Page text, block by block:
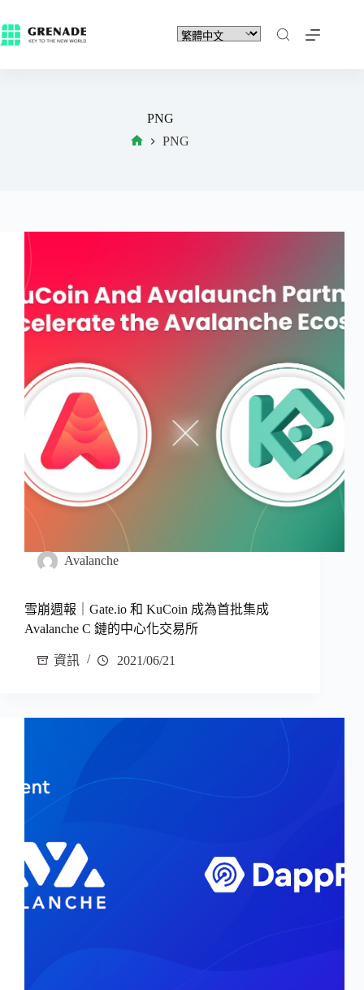
PNG
PNG
Avalanche
雪崩週報｜Gate.io 和 KuCoin 成為首批集成
Avalanche C 鏈的中心化交易所
資訊 2021/06/21